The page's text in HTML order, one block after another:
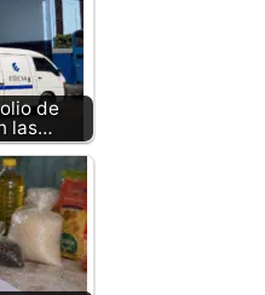
de
las…